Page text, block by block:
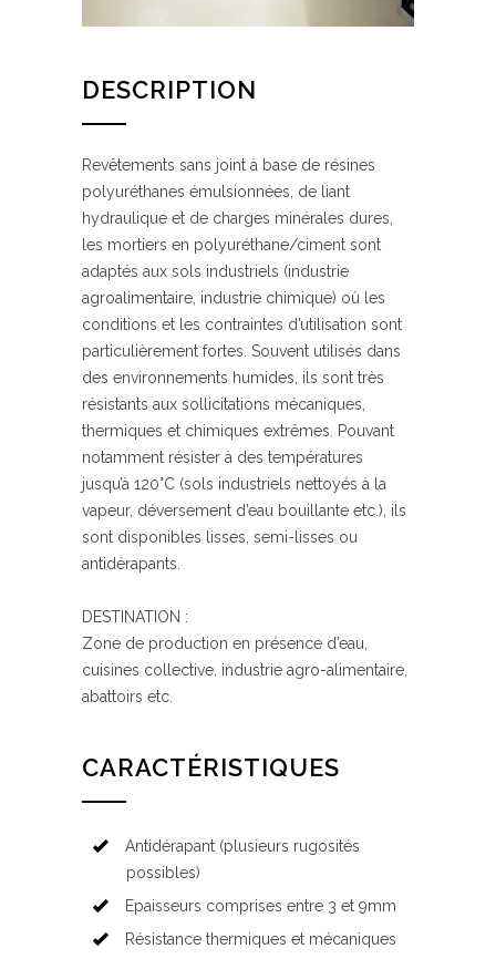
DESCRIPTION
Revêtements sans joint à base de résines
polyuréthanes émulsionnées, de liant
hydraulique et de charges minérales dures,
les mortiers en polyuréthane/ciment sont
adaptés aux sols industriels (industrie
agroalimentaire, industrie chimique) où les
conditions et les contraintes d’utilisation sont
particulièrement fortes. Souvent utilisés dans
des environnements humides, ils sont très
résistants aux sollicitations mécaniques,
thermiques et chimiques extrêmes. Pouvant
notamment résister à des températures
jusqu’à 120°C (sols industriels nettoyés à la
vapeur, déversement d’eau bouillante etc.), ils
sont disponibles lisses, semi-lisses ou
antidérapants.
DESTINATION :
Zone de production en présence d’eau,
cuisines collective, industrie agro-alimentaire,
abattoirs etc.
CARACTÉRISTIQUES
Antidérapant (plusieurs rugosités
possibles)
Epaisseurs comprises entre 3 et 9mm
Résistance thermiques et mécaniques